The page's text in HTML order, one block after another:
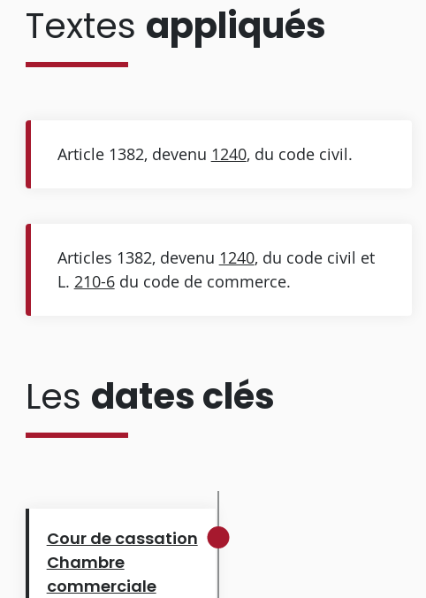
Textes appliqués
Article 1382, devenu 1240, du code civil.
Articles 1382, devenu 1240, du code civil et
L. 210-6du code de commerce.
Les dates clés
Cour de cassation
Chambre
commerciale